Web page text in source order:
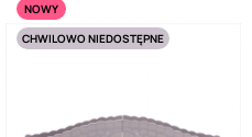
NOWY
CHWILOWO NIEDOSTĘPNE